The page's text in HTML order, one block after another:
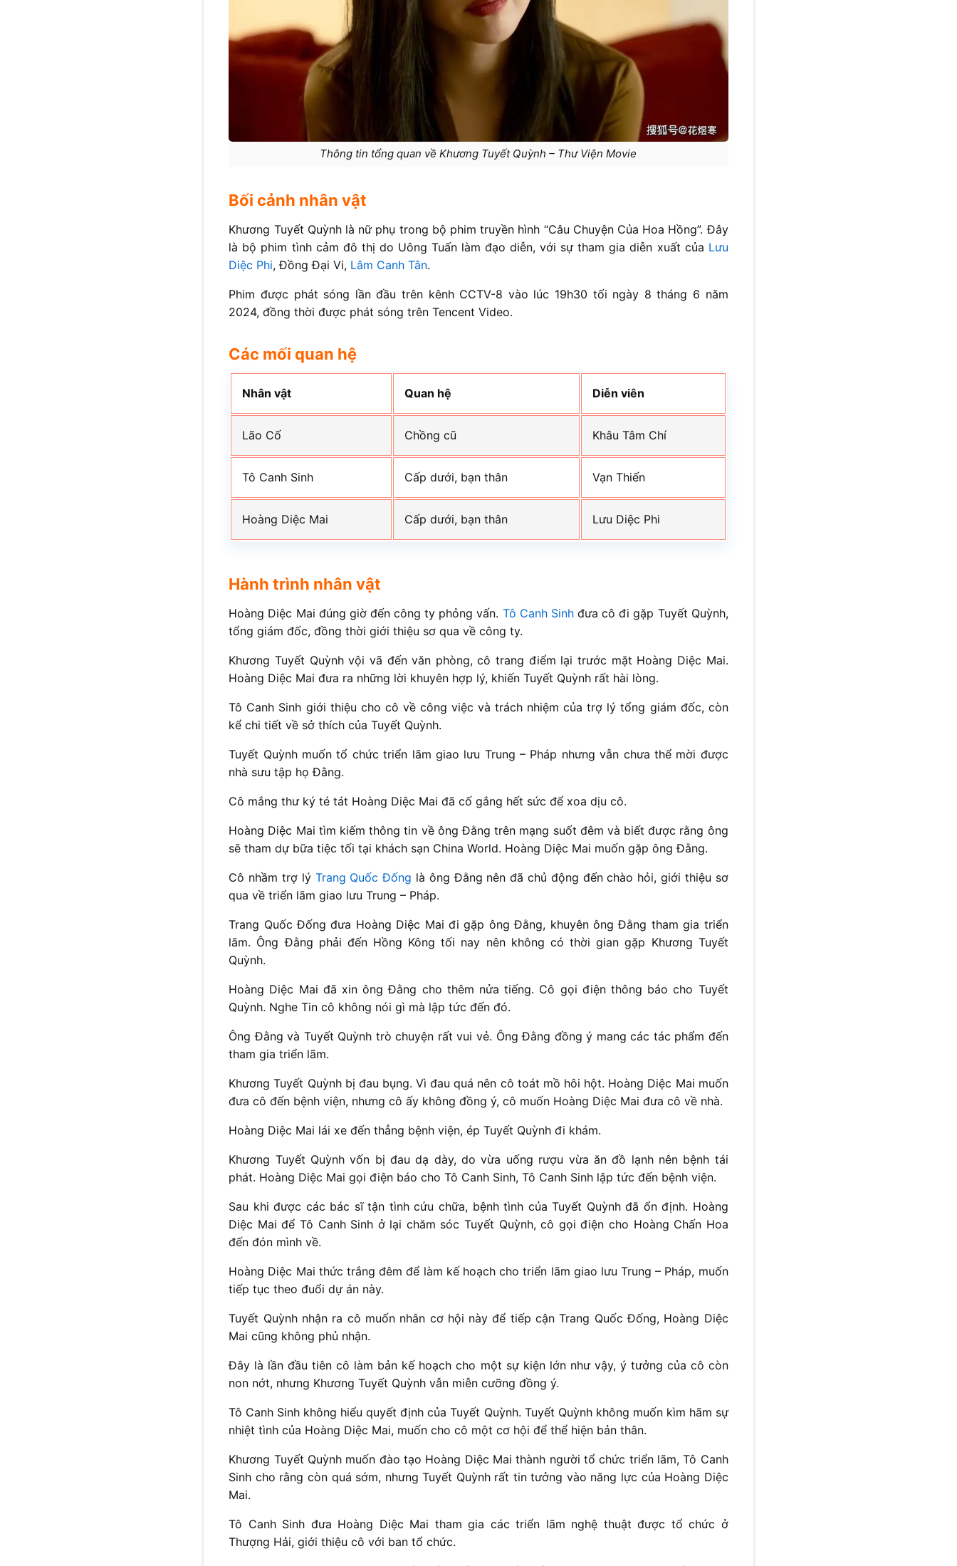
Thông tin tổng quan về Khương Tuyết Quỳnh – Thư Viện Movie
Bối cảnh nhân vật
Khương Tuyết Quỳnh là nữ phụ trong bộ phim truyền hình “Câu Chuyện Của Hoa Hồng”. Đây
là bộ phim tình cảm đô thị do Uông Tuấn làm đạo diễn, với sự tham gia diễn xuất của Lưu
Diệc Phi, Đồng Đại Vi, Lâm Canh Tân.
Phim được phát sóng lần đầu trên kênh CCTV-8 vào lúc 19h30 tối ngày 8 tháng 6 năm
2024, đồng thời được phát sóng trên Tencent Video.
Các mối quan hệ
Nhân vật Quan hệ Diễn viên
Lão Cố Chồng cũ Khâu Tâm Chí
Tô Canh Sinh Cấp dưới, bạn thân Vạn Thiến
Hoàng Diệc Mai Cấp dưới, bạn thân Lưu Diệc Phi
Hành trình nhân vật
Hoàng Diệc Mai đúng giờ đến công ty phỏng vấn. Tô Canh Sinhđưa cô đi gặp Tuyết Quỳnh,
tổng giám đốc, đồng thời giới thiệu sơ qua về công ty.
Khương Tuyết Quỳnh vội vã đến văn phòng, cô trang điểm lại trước mặt Hoàng Diệc Mai.
Hoàng Diệc Mai đưa ra những lời khuyên hợp lý, khiến Tuyết Quỳnh rất hài lòng.
Tô Canh Sinh giới thiệu cho cô về công việc và trách nhiệm của trợ lý tổng giám đốc, còn
kể chi tiết về sở thích của Tuyết Quỳnh.
Tuyết Quỳnh muốn tổ chức triển lãm giao lưu Trung – Pháp nhưng vẫn chưa thể mời được
nhà sưu tập họ Đằng.
Cô mắng thư ký té tát Hoàng Diệc Mai đã cố gắng hết sức để xoa dịu cô.
Hoàng Diệc Mai tìm kiếm thông tin về ông Đằng trên mạng suốt đêm và biết được rằng ông
sẽ tham dự bữa tiệc tối tại khách sạn China World. Hoàng Diệc Mai muốn gặp ông Đằng.
Cô nhầm trợ lý Trang Quốc Đống là ông Đằng nên đã chủ động đến chào hỏi, giới thiệu sơ
qua về triển lãm giao lưu Trung – Pháp.
Trang Quốc Đống đưa Hoàng Diệc Mai đi gặp ông Đằng, khuyên ông Đằng tham gia triển
lãm. Ông Đằng phải đến Hồng Kông tối nay nên không có thời gian gặp Khương Tuyết
Quỳnh.
Hoàng Diệc Mai đã xin ông Đằng cho thêm nửa tiếng. Cô gọi điện thông báo cho Tuyết
Quỳnh. Nghe Tin cô không nói gì mà lập tức đến đó.
Ông Đằng và Tuyết Quỳnh trò chuyện rất vui vẻ. Ông Đằng đồng ý mang các tác phẩm đến
tham gia triển lãm.
Khương Tuyết Quỳnh bị đau bụng. Vì đau quá nên cô toát mồ hôi hột. Hoàng Diệc Mai muốn
đưa cô đến bệnh viện, nhưng cô ấy không đồng ý, cô muốn Hoàng Diệc Mai đưa cô về nhà.
Hoàng Diệc Mai lái xe đến thẳng bệnh viện, ép Tuyết Quỳnh đi khám.
Khương Tuyết Quỳnh vốn bị đau dạ dày, do vừa uống rượu vừa ăn đồ lạnh nên bệnh tái
phát. Hoàng Diệc Mai gọi điện báo cho Tô Canh Sinh, Tô Canh Sinh lập tức đến bệnh viện.
Sau khi được các bác sĩ tận tình cứu chữa, bệnh tình của Tuyết Quỳnh đã ổn định. Hoàng
Diệc Mai để Tô Canh Sinh ở lại chăm sóc Tuyết Quỳnh, cô gọi điện cho Hoàng Chấn Hoa
đến đón mình về.
Hoàng Diệc Mai thức trắng đêm để làm kế hoạch cho triển lãm giao lưu Trung – Pháp, muốn
tiếp tục theo đuổi dự án này.
Tuyết Quỳnh nhận ra cô muốn nhân cơ hội này để tiếp cận Trang Quốc Đống, Hoàng Diệc
Mai cũng không phủ nhận.
Đây là lần đầu tiên cô làm bản kế hoạch cho một sự kiện lớn như vậy, ý tưởng của cô còn
non nớt, nhưng Khương Tuyết Quỳnh vẫn miễn cưỡng đồng ý.
Tô Canh Sinh không hiểu quyết định của Tuyết Quỳnh. Tuyết Quỳnh không muốn kìm hãm sự
nhiệt tình của Hoàng Diệc Mai, muốn cho cô một cơ hội để thể hiện bản thân.
Khương Tuyết Quỳnh muốn đào tạo Hoàng Diệc Mai thành người tổ chức triển lãm, Tô Canh
Sinh cho rằng còn quá sớm, nhưng Tuyết Quỳnh rất tin tưởng vào năng lực của Hoàng Diệc
Mai.
Tô Canh Sinh đưa Hoàng Diệc Mai tham gia các triển lãm nghệ thuật được tổ chức ở
Thượng Hải, giới thiệu cô với ban tổ chức.